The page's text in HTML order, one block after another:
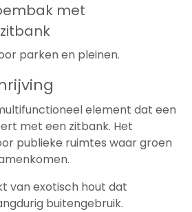
met
parken en pleinen.
element dat een
met een zitbank. Het
publieke ruimtes waar groen
van exotisch hout dat
buitengebruik.